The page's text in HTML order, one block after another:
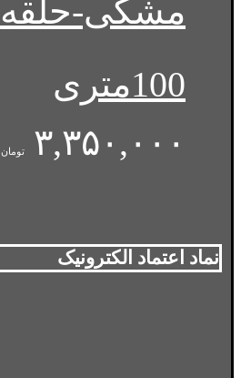
مشکی-حلقه
100متری
۳,۳۵۰,۰۰۰
تومان
نماد اعتماد الکترونیک